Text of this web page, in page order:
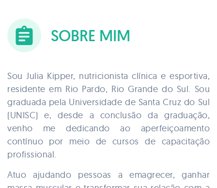
SOBRE MIM
Sou Julia Kipper, nutricionista clínica e esportiva,
residente em Rio Pardo, Rio Grande do Sul. Sou
graduada pela Universidade de Santa Cruz do Sul
(UNISC) e, desde a conclusão da graduação,
venho me dedicando ao aperfeiçoamento
contínuo por meio de cursos de capacitação
profissional.
Atuo ajudando pessoas a emagrecer, ganhar